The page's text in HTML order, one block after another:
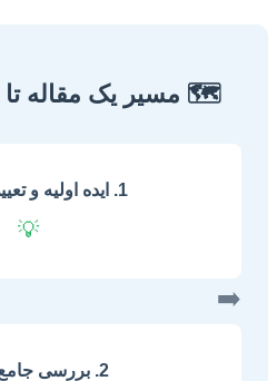
🗺️ مسیر یک مقاله تا
1. ایده اولیه و تعیین موضوع
💡
➡️
2. بررسی جامع ادبیات